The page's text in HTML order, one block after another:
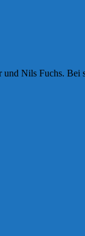
Nils Fuchs. Bei